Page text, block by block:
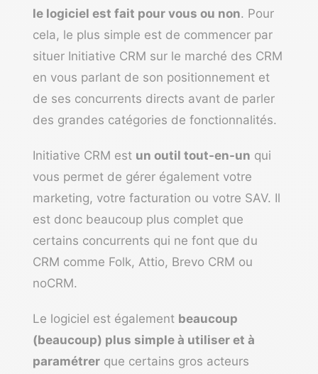
le logiciel est fait pour vous ou non. Pour
cela, le plus simple est de commencer par
situer Initiative CRM sur le marché des CRM
en vous parlant de son positionnement et
de ses concurrents directs avant de parler
des grandes catégories de fonctionnalités.
Initiative CRM est un outil tout-en-un qui
vous permet de gérer également votre
marketing, votre facturation ou votre SAV. Il
est donc beaucoup plus complet que
certains concurrents qui ne font que du
CRM comme Folk, Attio, Brevo CRM ou
noCRM.
Le logiciel est également beaucoup
(beaucoup) plus simple à utiliser et à
paramétrer que certains gros acteurs